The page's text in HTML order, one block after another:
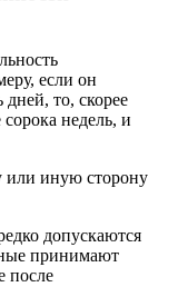
если он
то, скорее
недель, и
или иную сторону
допускаются
принимают
после